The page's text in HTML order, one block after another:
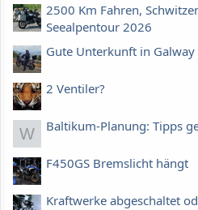
2500 Km Fahren,
Seealpentour 2026
Gute Unterkunft in
2 Ventiler?
W Baltikum-Planung: Tipps
F450GS Bremslicht hängt
Kraftwerke abgeschaltet